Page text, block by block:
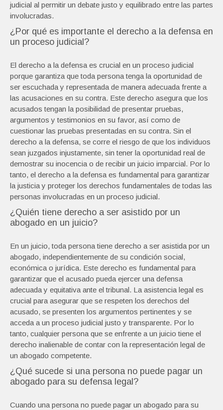
judicial al permitir un debate justo y equilibrado entre las partes
involucradas.
¿Por qué es importante el derecho a la defensa en
un proceso judicial?
El derecho a la defensa es crucial en un proceso judicial
porque garantiza que toda persona tenga la oportunidad de
ser escuchada y representada de manera adecuada frente a
las acusaciones en su contra. Este derecho asegura que los
acusados tengan la posibilidad de presentar pruebas,
argumentos y testimonios en su favor, así como de
cuestionar las pruebas presentadas en su contra. Sin el
derecho a la defensa, se corre el riesgo de que los individuos
sean juzgados injustamente, sin tener la oportunidad real de
demostrar su inocencia o de recibir un juicio imparcial. Por lo
tanto, el derecho a la defensa es fundamental para garantizar
la justicia y proteger los derechos fundamentales de todas las
personas involucradas en un proceso judicial.
¿Quién tiene derecho a ser asistido por un
abogado en un juicio?
En un juicio, toda persona tiene derecho a ser asistida por un
abogado, independientemente de su condición social,
económica o jurídica. Este derecho es fundamental para
garantizar que el acusado pueda ejercer una defensa
adecuada y equitativa ante el tribunal. La asistencia legal es
crucial para asegurar que se respeten los derechos del
acusado, se presenten los argumentos pertinentes y se
acceda a un proceso judicial justo y transparente. Por lo
tanto, cualquier persona que se enfrente a un juicio tiene el
derecho inalienable de contar con la representación legal de
un abogado competente.
¿Qué sucede si una persona no puede pagar un
abogado para su defensa legal?
Cuando una persona no puede pagar un abogado para su